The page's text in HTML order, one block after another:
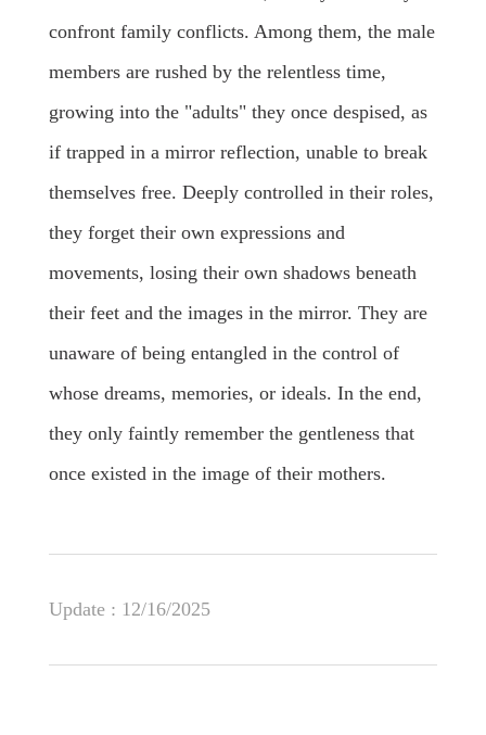
confront family conflicts. Among them, the male
members are rushed by the relentless time,
growing into the "adults" they once despised, as
if trapped in a mirror reflection, unable to break
themselves free. Deeply controlled in their roles,
they forget their own expressions and
movements, losing their own shadows beneath
their feet and the images in the mirror. They are
unaware of being entangled in the control of
whose dreams, memories, or ideals. In the end,
they only faintly remember the gentleness that
once existed in the image of their mothers.
Update : 12/16/2025